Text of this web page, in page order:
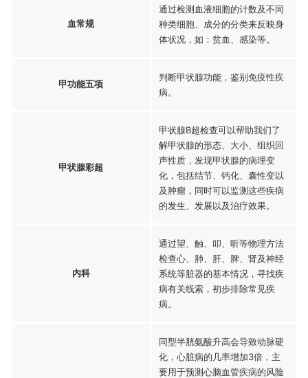
血常规
通过检测血液细胞的计数及不同
种类细胞、成分的分类来反映身
体状况，如：贫血、感染等。
甲功能五项
判断甲状腺功能，鉴别免疫性疾
病。
甲状腺彩超
甲状腺B超检查可以帮助我们了
解甲状腺的形态、大小、组织回
声性质，发现甲状腺的病理变
化，包括结节、钙化、囊性变以
及肿瘤，同时可以监测这些疾病
的发生、发展以及治疗效果。
内科
通过望、触、叩、听等物理方法
检查心、肺、肝、脾、肾及神经
系统等脏器的基本情况，寻找疾
病有关线索，初步排除常见疾
病。
同型半胱氨酸升高会导致动脉硬
化，心脏病的几率增加3倍，主
要用于预测心脑血管疾病的风险